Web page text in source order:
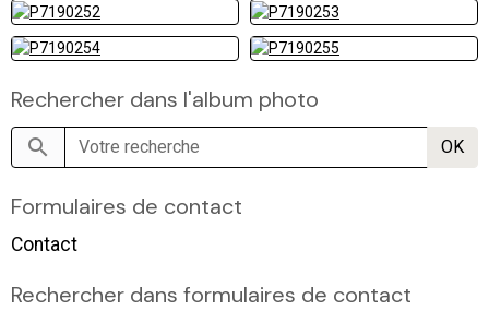
Rechercher dans l'album photo
OK
Formulaires de contact
Contact
Rechercher dans formulaires de contact